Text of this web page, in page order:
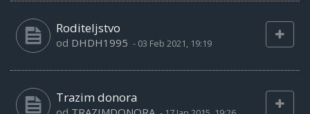
Roditeljstvo
od DHDH1995 - 03 Feb 2021, 19:19
Trazim donora